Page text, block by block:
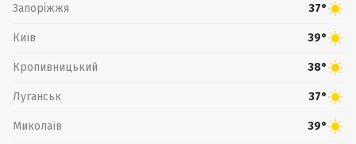
Запоріжжя 37°
Київ 39°
Кропивницький 38°
Луганськ 37°
Миколаїв 39°